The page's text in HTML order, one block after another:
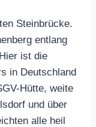
Steinbrücke.
entlang
ist die
in Deutschland
Hütte, weite
und über
alle heil